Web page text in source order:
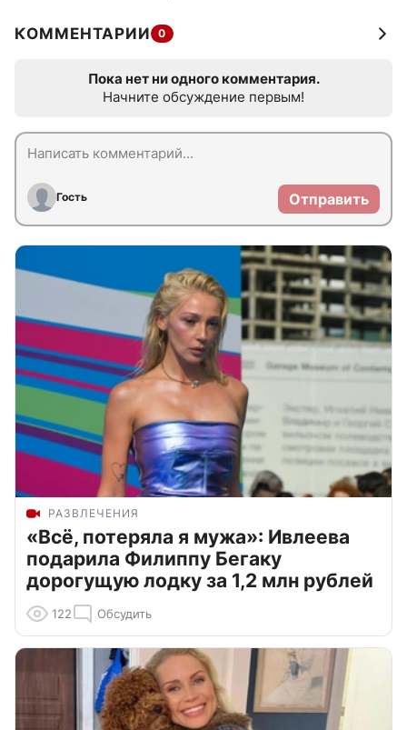
КОММЕНТАРИИ 0
Пока нет ни одного комментария.
Начните обсуждение первым!
Гость Отправить
РАЗВЛЕЧЕНИЯ
«Всё, потеряла я мужа»: Ивлеева
подарила Филиппу Бегаку
дорогущую лодку за 1,2 млн рублей
122 Обсудить